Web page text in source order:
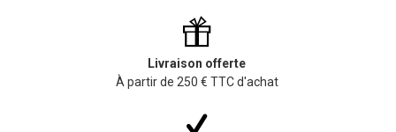
Livraison offerte
À partir de 250 € TTC d'achat